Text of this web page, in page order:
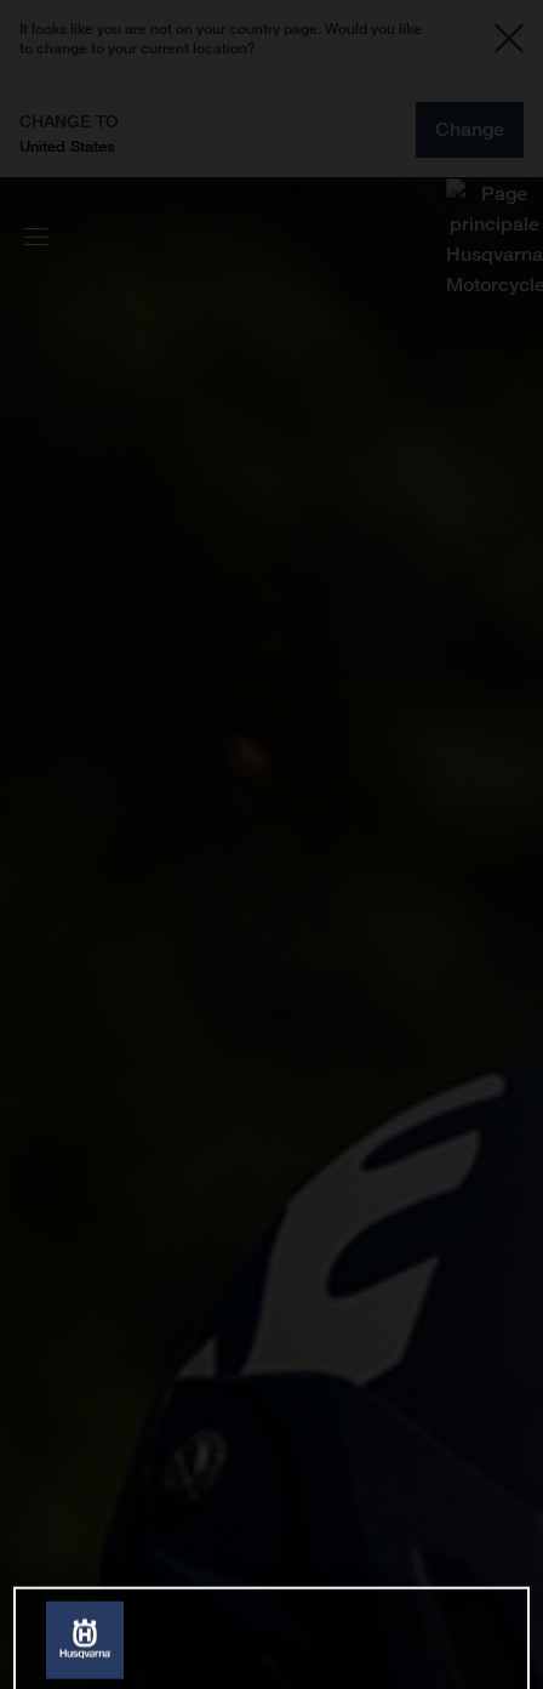
It looks like you are not on your country page. Would you like
to change to your current location?
CHANGE TO
United States
Change